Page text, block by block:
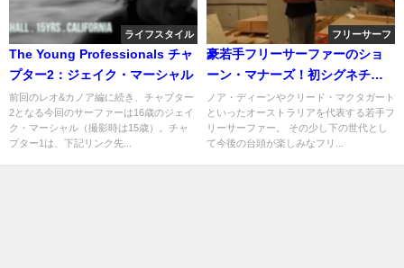
ライフスタイル
The Young Professionals チャ
プター2：ジェイク・マーシャル
前回のレオ&カノア編に続き、チャプター
2となる今回のサーファーは16歳のジェイ
ク・マーシャル（撮影時は15歳）。チャ
プター1は、下記リンク先...
フリーサーフ
豪若手フリーサーファーのショ
ーン・マナーズ！初シグネチャ
ームービー
ノア・ディーンやクリード・マクタガート
といったオーストラリアを代表する若手フ
リーサーファー。 その少し下の世代とし
て今後の台頭が楽しみなフリ...